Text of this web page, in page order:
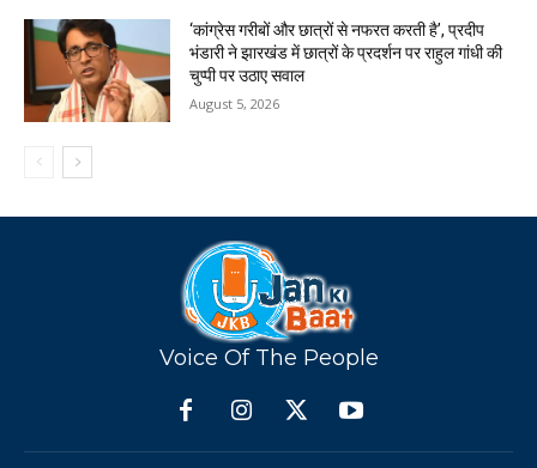
‘कांग्रेस गरीबों और छात्रों से नफरत करती है’, प्रदीप
भंडारी ने झारखंड में छात्रों के प्रदर्शन पर राहुल गांधी की
चुप्पी पर उठाए सवाल
August 5, 2026
Voice Of The People